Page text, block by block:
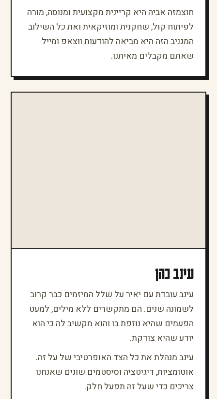
חוצמזה אביה היא קריינית מקצועית ומנוסה, מורה
לפיתוח קול, שחקנית ומוזיקאית ואת כל השילוב
המגניב הזה היא מביאה להודעות ווצאפ ומייל
שאתם מקבלים מאיתנו.
עינב כהן
עינב עובדת עם יאיר על שלל המיזמים כבר קרוב
לשמונה שנים. הם מתקשרים ללא מילים, למעט
הפעמים שהיא נוזפת בו והוא מקשיב לה כי הוא
יודע שהיא צודקת.
עינב מנהלת את כל הצד האופרטיבי של על זה.
אוטומציות, דיגיטציה וסיסטמים שונים שאנחנו
צריכים כדי שעל זה תפעל חלק.